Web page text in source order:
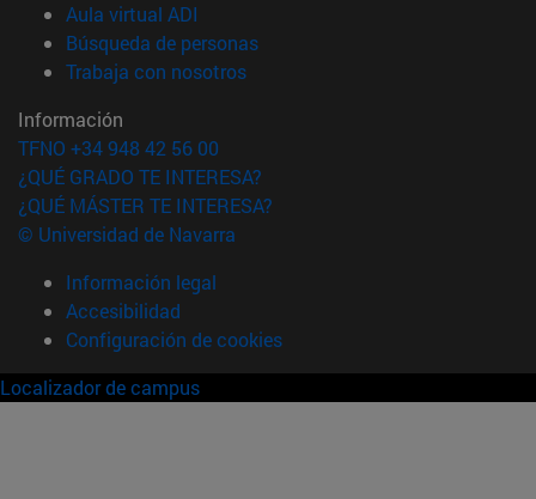
Aula virtual ADI
Búsqueda de personas(abre en nueva ventana)
Trabaja con nosotros(abre en nueva ventana)
Información
TFNO +34 948 42 56 00
¿QUÉ GRADO TE INTERESA?
¿QUÉ MÁSTER TE INTERESA?
© Universidad de Navarra
Información legal
Accesibilidad
Configuración de cookies
Localizador de campus